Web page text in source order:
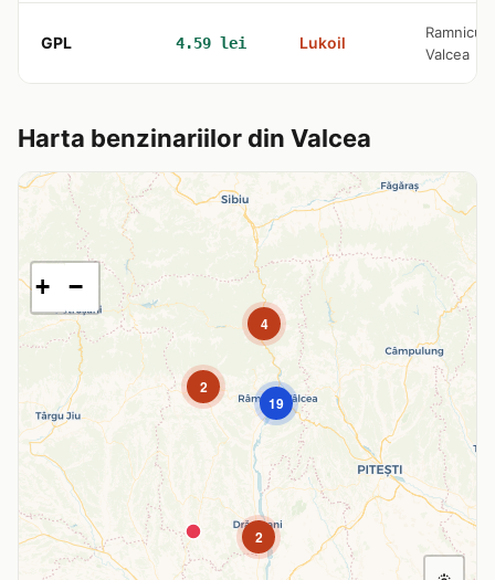
GPL 4.59 lei Lukoil
Ramnicu
Valcea
Harta benzinariilor din Valcea
4
19
2
2
+ −